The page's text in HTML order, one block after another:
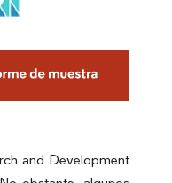
and Development